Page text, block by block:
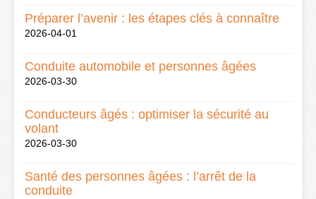
Préparer l’avenir : les étapes clés à connaître
2026-04-01
Conduite automobile et personnes âgées
2026-03-30
Conducteurs âgés : optimiser la sécurité au
volant
2026-03-30
Santé des personnes âgées : l’arrêt de la
conduite